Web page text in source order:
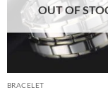
OUT OF
BRACELET